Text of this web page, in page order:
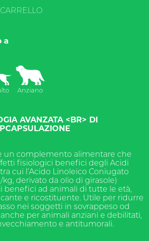
a
Anziano
AVANZATA <BR> DI
un complemento alimentare che
fisiologici benefici degli Acidi
cui l’Acido Linoleico Coniugato
kg, derivato da olio di girasole)
benefici ad animali di tutte le età,
e ricostituente. Utile per ridurre
nei soggetti in sovrappeso od
per animali anziani e debilitati,
e antitumorali.